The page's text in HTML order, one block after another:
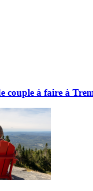
couple à faire à